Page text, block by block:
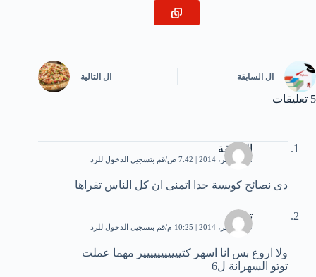
ال السابقة ال التالية
5 تعليقات
الحقيقة
12 سبتمبر، 2014 | 7:42 ص قم بتسجيل الدخول للرد
دى نصائح كويسة جدا اتمنى ان كل الناس تقراها
توتو
19 سبتمبر، 2014 | 10:25 م قم بتسجيل الدخول للرد
ولا اروع بس انا اسهر كتييييييييييير مهما عملت
توتو السهرانة ل6